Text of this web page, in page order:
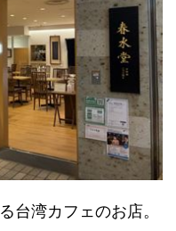
台湾カフェのお店。